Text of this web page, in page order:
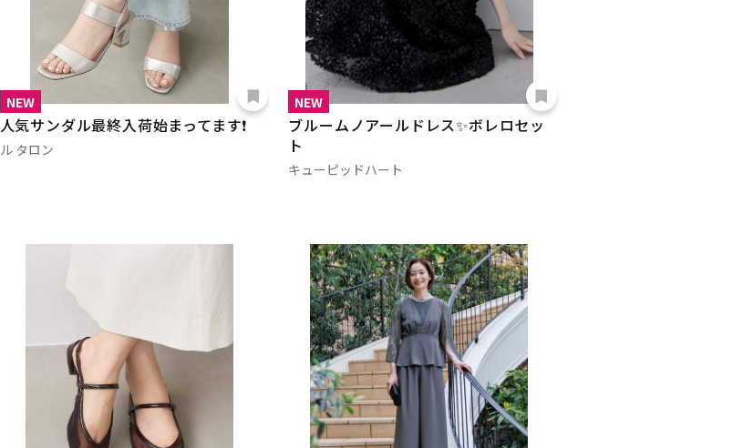
NEW
人気サンダル最終入荷始まってます❗️
ル タロン
NEW
ブルームノアールドレス✨ボレロセッ
ト
キューピッドハート